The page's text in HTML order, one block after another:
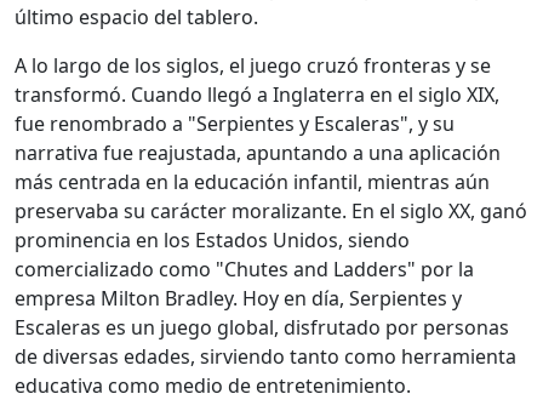
último espacio del tablero.
A lo largo de los siglos, el juego cruzó fronteras y se
transformó. Cuando llegó a Inglaterra en el siglo XIX,
fue renombrado a "Serpientes y Escaleras", y su
narrativa fue reajustada, apuntando a una aplicación
más centrada en la educación infantil, mientras aún
preservaba su carácter moralizante. En el siglo XX, ganó
prominencia en los Estados Unidos, siendo
comercializado como "Chutes and Ladders" por la
empresa Milton Bradley. Hoy en día, Serpientes y
Escaleras es un juego global, disfrutado por personas
de diversas edades, sirviendo tanto como herramienta
educativa como medio de entretenimiento.